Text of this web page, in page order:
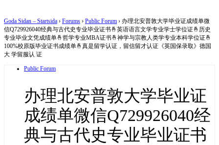
Goda Sidan – Startsida › Forums › Public Forum › 办理北安普敦大学毕业证成绩单微
信Q729926040经典与古代史专业毕业证书🤞英语语言文学专业学士学位证🤞历史
专业毕业文凭成绩单🤞哲学专业MBA证书🤞神学与宗教人类学专业本科学位证🤞
100%校原版毕业证书成绩单🤞真是留学认证，留信留才认证《英国保录取》德国
大 学留服认 证
Public Forum
办理北安普敦大学毕业证
成绩单微信Q729926040经
典与古代史专业毕业证书